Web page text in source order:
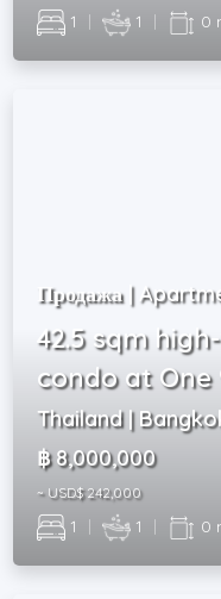
1 | 1 | 0
Продажа |
42.5 sqm
condo at One
Thailand |
฿ 8,000,000
~ USD$ 242,000
1 | 1 | 0